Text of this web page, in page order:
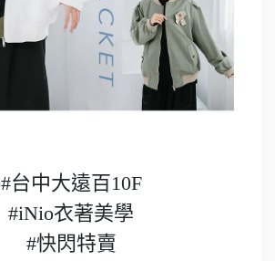
#台中大遠百10F
#iNio衣著美學
#快閃特賣